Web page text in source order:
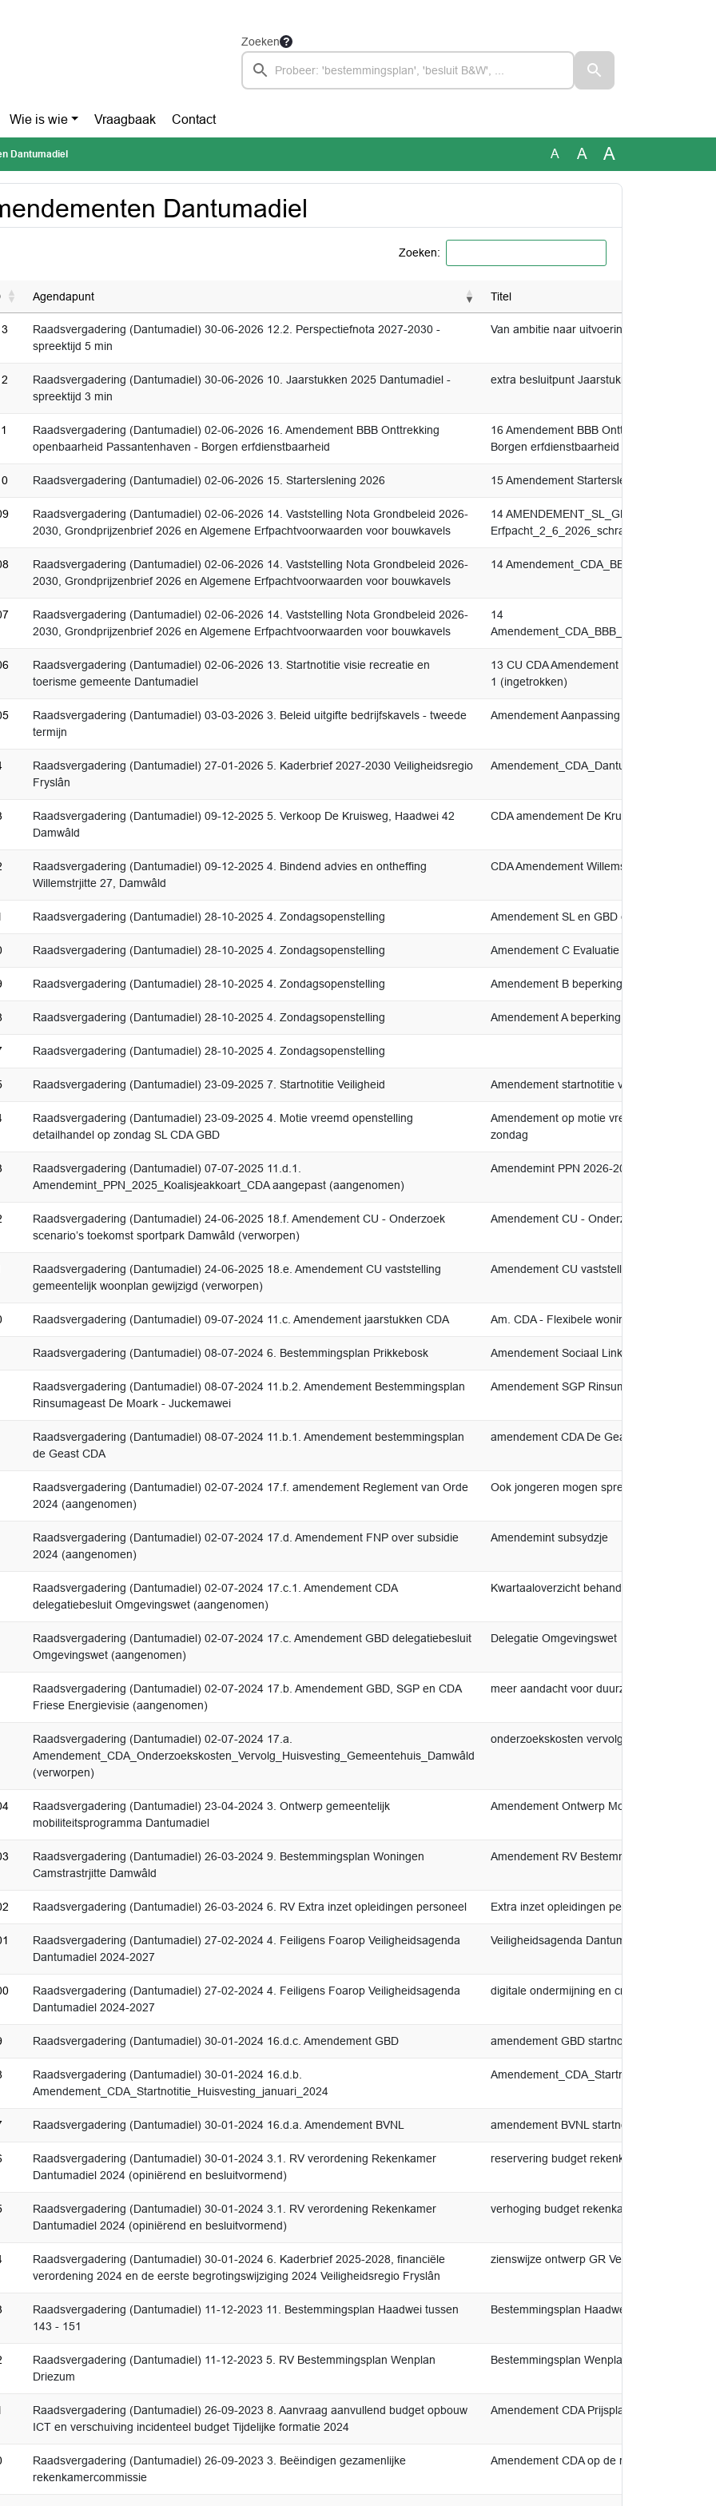
Zoeken
Wie is wie Vraagbaak Contact
Dantumadiel A A A
Dantumadiel
Zoeken:
Agendapunt Titel
Raadsvergadering (Dantumadiel) 30-06-2026 12.2. Perspectiefnota 2027-2030 -
spreektijd 5 min
Van ambitie naar uitvoering
Raadsvergadering (Dantumadiel) 30-06-2026 10. Jaarstukken 2025 Dantumadiel -
spreektijd 3 min
extra besluitpunt Jaarstukken 2025
Raadsvergadering (Dantumadiel) 02-06-2026 16. Amendement BBB Onttrekking
openbaarheid Passantenhaven - Borgen erfdienstbaarheid
16 Amendement BBB Onttrekking
Borgen erfdienstbaarheid
Raadsvergadering (Dantumadiel) 02-06-2026 15. Starterslening 2026 15 Amendement Starterslening 2.0
Raadsvergadering (Dantumadiel) 02-06-2026 14. Vaststelling Nota Grondbeleid 2026-
2030, Grondprijzenbrief 2026 en Algemene Erfpachtvoorwaarden voor bouwkavels
14
Erfpacht_2_6_2026_schrappen besluitpunt
Raadsvergadering (Dantumadiel) 02-06-2026 14. Vaststelling Nota Grondbeleid 2026-
2030, Grondprijzenbrief 2026 en Algemene Erfpachtvoorwaarden voor bouwkavels
14
Raadsvergadering (Dantumadiel) 02-06-2026 14. Vaststelling Nota Grondbeleid 2026-
2030, Grondprijzenbrief 2026 en Algemene Erfpachtvoorwaarden voor bouwkavels
14
Raadsvergadering (Dantumadiel) 02-06-2026 13. Startnotitie visie recreatie en
toerisme gemeente Dantumadiel
13 CU CDA Amendement Startnotitie Visie
1 (ingetrokken)
Raadsvergadering (Dantumadiel) 03-03-2026 3. Beleid uitgifte bedrijfskavels - tweede
termijn
Amendement Aanpassing beleid uitgifte
Raadsvergadering (Dantumadiel) 27-01-2026 5. Kaderbrief 2027-2030 Veiligheidsregio
Fryslân
Raadsvergadering (Dantumadiel) 09-12-2025 5. Verkoop De Kruisweg, Haadwei 42
Damwâld
CDA amendement De Kruisweg
Raadsvergadering (Dantumadiel) 09-12-2025 4. Bindend advies en ontheffing
Willemstrjitte 27, Damwâld
CDA Amendement Willemsstrjitte 27
Raadsvergadering (Dantumadiel) 28-10-2025 4. Zondagsopenstelling Amendement SL en GBD collegebesluit
Raadsvergadering (Dantumadiel) 28-10-2025 4. Zondagsopenstelling Amendement C Evaluatie
Raadsvergadering (Dantumadiel) 28-10-2025 4. Zondagsopenstelling Amendement B beperking vrijstelling
Raadsvergadering (Dantumadiel) 28-10-2025 4. Zondagsopenstelling Amendement A beperking van de
Raadsvergadering (Dantumadiel) 28-10-2025 4. Zondagsopenstelling
Raadsvergadering (Dantumadiel) 23-09-2025 7. Startnotitie Veiligheid Amendement startnotitie veiligheid
Raadsvergadering (Dantumadiel) 23-09-2025 4. Motie vreemd openstelling
detailhandel op zondag SL CDA GBD
Amendement op motie vreemd beperkte
zondag
Raadsvergadering (Dantumadiel) 07-07-2025 11.d.1.
Amendemint_PPN_2025_Koalisjeakkoart_CDA aangepast (aangenomen)
Amendemint PPN 2026-2029 |
Raadsvergadering (Dantumadiel) 24-06-2025 18.f. Amendement CU - Onderzoek
scenario’s toekomst sportpark Damwâld (verworpen)
Amendement CU - Onderzoek scenario’s
Raadsvergadering (Dantumadiel) 24-06-2025 18.e. Amendement CU vaststelling
gemeentelijk woonplan gewijzigd (verworpen)
Amendement CU vaststelling gemeentelijk
Raadsvergadering (Dantumadiel) 09-07-2024 11.c. Amendement jaarstukken CDA Am. CDA - Flexibele woningen
Raadsvergadering (Dantumadiel) 08-07-2024 6. Bestemmingsplan Prikkebosk Amendement Sociaal Links op
Raadsvergadering (Dantumadiel) 08-07-2024 11.b.2. Amendement Bestemmingsplan
Rinsumageast De Moark - Juckemawei
Amendement SGP Rinsumageast De
Raadsvergadering (Dantumadiel) 08-07-2024 11.b.1. Amendement bestemmingsplan
de Geast CDA
amendement CDA De Geast
Raadsvergadering (Dantumadiel) 02-07-2024 17.f. amendement Reglement van Orde
2024 (aangenomen)
Ook jongeren mogen spreken
Raadsvergadering (Dantumadiel) 02-07-2024 17.d. Amendement FNP over subsidie
2024 (aangenomen)
Amendemint subsydzje
Raadsvergadering (Dantumadiel) 02-07-2024 17.c.1. Amendement CDA
delegatiebesluit Omgevingswet (aangenomen)
Kwartaaloverzicht behandelde zaken
Raadsvergadering (Dantumadiel) 02-07-2024 17.c. Amendement GBD delegatiebesluit
Omgevingswet (aangenomen)
Delegatie Omgevingswet
Raadsvergadering (Dantumadiel) 02-07-2024 17.b. Amendement GBD, SGP en CDA
Friese Energievisie (aangenomen)
meer aandacht voor duurzame
Raadsvergadering (Dantumadiel) 02-07-2024 17.a.
Amendement_CDA_Onderzoekskosten_Vervolg_Huisvesting_Gemeentehuis_Damwâld
(verworpen)
onderzoekskosten vervolg huisvesting
Raadsvergadering (Dantumadiel) 23-04-2024 3. Ontwerp gemeentelijk
mobiliteitsprogramma Dantumadiel
Amendement Ontwerp
Raadsvergadering (Dantumadiel) 26-03-2024 9. Bestemmingsplan Woningen
Camstrastrjitte Damwâld
Amendement RV Bestemmingsplan
Raadsvergadering (Dantumadiel) 26-03-2024 6. RV Extra inzet opleidingen personeel Extra inzet opleidingen personeel
Raadsvergadering (Dantumadiel) 27-02-2024 4. Feiligens Foarop Veiligheidsagenda
Dantumadiel 2024-2027
Veiligheidsagenda Dantumadiel 2024-2027
Raadsvergadering (Dantumadiel) 27-02-2024 4. Feiligens Foarop Veiligheidsagenda
Dantumadiel 2024-2027
digitale ondermijning en criminaliteit
Raadsvergadering (Dantumadiel) 30-01-2024 16.d.c. Amendement GBD amendement GBD startnotitie huisvesting
Raadsvergadering (Dantumadiel) 30-01-2024 16.d.b.
Amendement_CDA_Startnotitie_Huisvesting_januari_2024
Raadsvergadering (Dantumadiel) 30-01-2024 16.d.a. Amendement BVNL amendement BVNL startnotitie huisvesting
Raadsvergadering (Dantumadiel) 30-01-2024 3.1. RV verordening Rekenkamer
Dantumadiel 2024 (opiniërend en besluitvormend)
reservering budget rekenkamer
Raadsvergadering (Dantumadiel) 30-01-2024 3.1. RV verordening Rekenkamer
Dantumadiel 2024 (opiniërend en besluitvormend)
verhoging budget rekenkamer
Raadsvergadering (Dantumadiel) 30-01-2024 6. Kaderbrief 2025-2028, financiële
verordening 2024 en de eerste begrotingswijziging 2024 Veiligheidsregio Fryslân
zienswijze ontwerp GR Veiligheidsregio
Raadsvergadering (Dantumadiel) 11-12-2023 11. Bestemmingsplan Haadwei tussen
143 - 151
Bestemmingsplan Haadwei 143 - 151
Raadsvergadering (Dantumadiel) 11-12-2023 5. RV Bestemmingsplan Wenplan
Driezum
Bestemmingsplan Wenplan Driezum
Raadsvergadering (Dantumadiel) 26-09-2023 8. Aanvraag aanvullend budget opbouw
ICT en verschuiving incidenteel budget Tijdelijke formatie 2024
Amendement CDA Prijsplafond
Raadsvergadering (Dantumadiel) 26-09-2023 3. Beëindigen gezamenlijke
rekenkamercommissie
Amendement CDA op de rekenkamer